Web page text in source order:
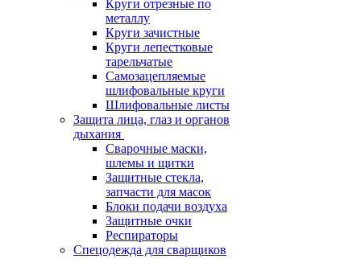
Круги отрезные по
металлу
Круги зачистные
Круги лепестковые
тарельчатые
Самозацепляемые
шлифовальные круги
Шлифовальные листы
Защита лица, глаз и органов
дыхания
Сварочные маски,
шлемы и щитки
Защитные стекла,
запчасти для масок
Блоки подачи воздуха
Защитные очки
Респираторы
Спецодежда для сварщиков